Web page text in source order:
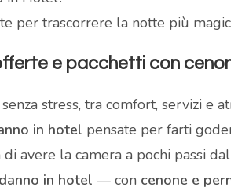
per trascorrere la notte più
e pacchetti con
stress, tra comfort, servizi e
in hotel pensate per farti
avere la camera a pochi passi
in hotel — con cenone e